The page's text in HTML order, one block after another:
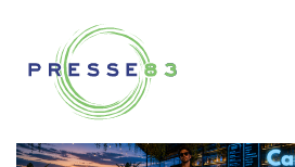
contenu
Presse 83